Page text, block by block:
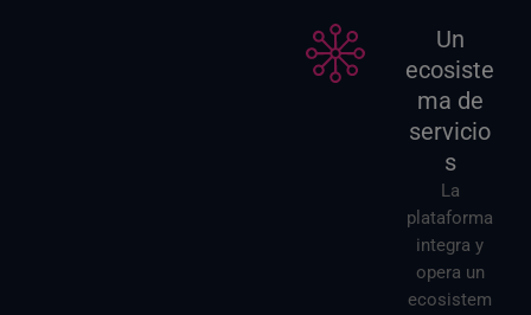
Un
ecosiste
ma de
servicio
s
La
plataforma
integra y
opera un
ecosistem